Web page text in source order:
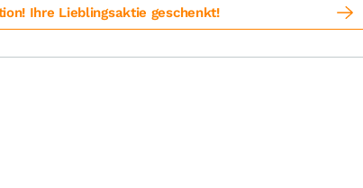
Ihre Lieblingsaktie geschenkt!